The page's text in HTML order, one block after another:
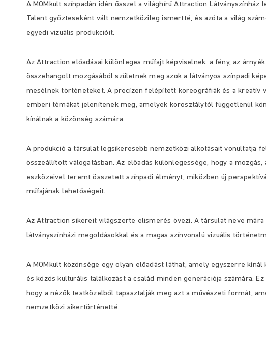
A MOMkult színpadán idén ősszel a világhírű Attraction Látványszínház
Talent győzteseként vált nemzetközileg ismertté, és azóta a világ
egyedi vizuális produkcióit.
Az Attraction előadásai különleges műfajt képviselnek: a fény, az
összehangolt mozgásából születnek meg azok a látványos színpadi
mesélnek történeteket. A precízen felépített koreográfiák és a kreatív
emberi témákat jelenítenek meg, amelyek korosztálytól függetlenül
kínálnak a közönség számára.
A produkció a társulat legsikeresebb nemzetközi alkotásait vonultatja
összeállított válogatásban. Az előadás különlegessége, hogy a mozgás,
eszközeivel teremt összetett színpadi élményt, miközben új
műfajának lehetőségeit.
Az Attraction sikereit világszerte elismerés övezi. A társulat neve
látványszínházi megoldásokkal és a magas színvonalú vizuális
A MOMkult közönsége egy olyan előadást láthat, amely egyszerre
és közös kulturális találkozást a család minden generációja számára.
hogy a nézők testközelből tapasztalják meg azt a művészeti formát,
nemzetközi sikertörténetté.